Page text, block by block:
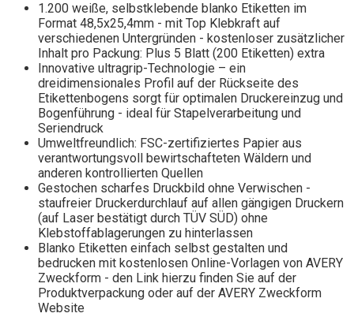
1.200 weiße, selbstklebende blanko Etiketten im
Format 48,5x25,4mm - mit Top Klebkraft auf
verschiedenen Untergründen - kostenloser zusätzlicher
Inhalt pro Packung: Plus 5 Blatt (200 Etiketten) extra
Innovative ultragrip-Technologie – ein
dreidimensionales Profil auf der Rückseite des
Etikettenbogens sorgt für optimalen Druckereinzug und
Bogenführung - ideal für Stapelverarbeitung und
Seriendruck
Umweltfreundlich: FSC-zertifiziertes Papier aus
verantwortungsvoll bewirtschafteten Wäldern und
anderen kontrollierten Quellen
Gestochen scharfes Druckbild ohne Verwischen -
staufreier Druckerdurchlauf auf allen gängigen Druckern
(auf Laser bestätigt durch TÜV SÜD) ohne
Klebstoffablagerungen zu hinterlassen
Blanko Etiketten einfach selbst gestalten und
bedrucken mit kostenlosen Online-Vorlagen von AVERY
Zweckform - den Link hierzu finden Sie auf der
Produktverpackung oder auf der AVERY Zweckform
Website